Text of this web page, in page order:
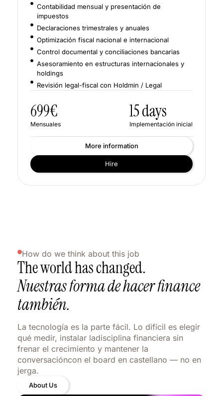
Contabilidad mensual y presentación de
impuestos
Declaraciones trimestrales y anuales
Optimización fiscal nacional e internacional
Control documental y conciliaciones bancarias
Asesoramiento en estructuras internacionales y
holdings
Revisión legal-fiscal con Holdmin / Legal
699€
Mensuales
15 days
Implementación inicial
More information
Hire
How do we think about this job
The world has changed.
Nuestras forma de hacer finance
también.
La tecnología es la parte fácil. Lo difícil es elegir
qué medir, instalar ladisciplina financiera sin
frenar el crecimiento y mantener la
conversacióncon el board en castellano — no en
jerga.
About Us